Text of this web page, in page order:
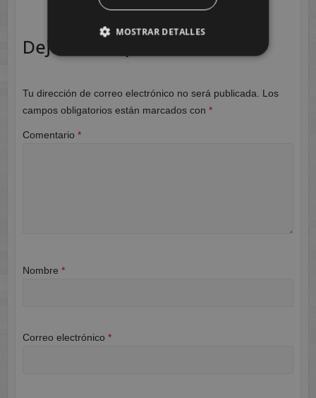
Deja una respuesta
Tu dirección de correo electrónico no será publicada.
Los
campos obligatorios están marcados con *
Comentario *
Nombre *
Correo electrónico *
MOSTRAR DETALLES